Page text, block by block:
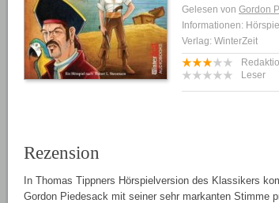
Gelesen von Gordon
Informationen:
Verlag: WinterZeit
Leser
Rezension
In Thomas Tippners Hörspielversion des Klassikers
Gordon Piedesack mit seiner sehr markanten Stimme